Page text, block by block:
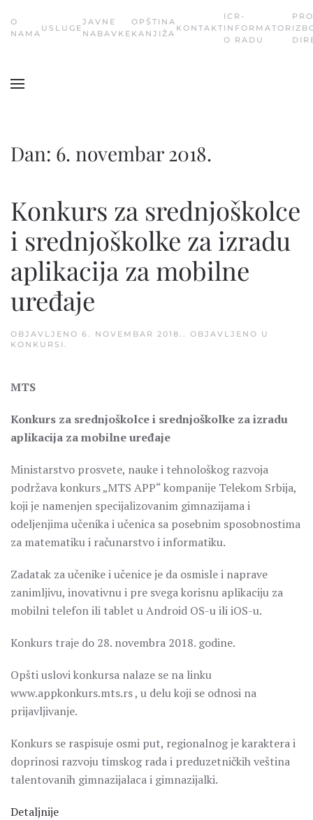
Skip
О
NAMA
USLUGE
JAVNE
NABAVKE
OPŠTINA
KANJIŽA
KONTAKT
ICR-
INFORMATOR
O RADU
Dan: 6. novembar 2018.
Konkurs za srednjoškolce
i srednjoškolke za izradu
aplikacija za mobilne
uređaje
OBJAVLJENO 6. NOVEMBAR 2018. . OBJAVLJENO U
KONKURSI .
MTS
Konkurs za srednjoškolce i srednjoškolke za izradu
aplikacija za mobilne uređaje
Ministarstvo prosvete, nauke i tehnološkog razvoja
podržava konkurs „MTS APP“ kompanije Telekom Srbija,
koji je namenjen specijalizovanim gimnazijama i
odeljenjima učenika i učenica sa posebnim sposobnostima
za matematiku i računarstvo i informatiku.
Zadatak za učenike i učenice je da osmisle i naprave
zanimljivu, inovativnu i pre svega korisnu aplikaciju za
mobilni telefon ili tablet u Android OS-u ili iOS-u.
Konkurs traje do 28. novembra 2018. godine.
Opšti uslovi konkursa nalaze se na linku
www.appkonkurs.mts.rs , u delu koji se odnosi na
prijavljivanje.
Konkurs se raspisuje osmi put, regionalnog je karaktera i
doprinosi razvoju timskog rada i preduzetničkih veština
talentovanih gimnazijalaca i gimnazijalki.
Detaljnije